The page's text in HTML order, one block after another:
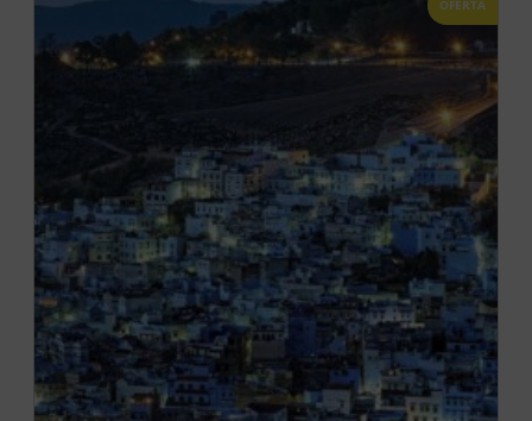
OFERTA